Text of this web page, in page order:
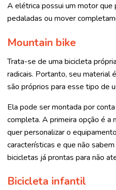
A elétrica possui um motor que
pedaladas ou mover
Mountain bike
Trata-se de uma bicicleta
radicais. Portanto, seu material
são próprios para esse tipo de
Ela pode ser montada por
completa. A primeira opção é a
quer personalizar o
características e que não
bicicletas já prontas para não
Bicicleta infantil